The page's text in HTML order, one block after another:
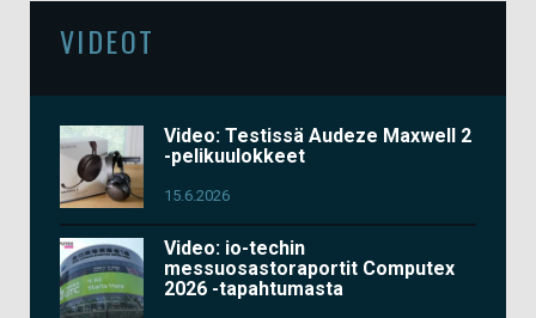
VIDEOT
Video: Testissä Audeze Maxwell 2
-pelikuulokkeet
15.6.2026
Video: io-techin
messuosastoraportit Computex
2026 -tapahtumasta